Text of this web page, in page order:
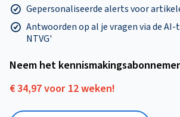
Gepersonaliseerde alerts voor
Antwoorden op al je vragen via de
NTVG'
Neem het
€ 34,97 voor 12 weken!